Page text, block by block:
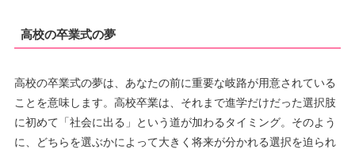
高校の卒業式の夢
高校の卒業式の夢は、あなたの前に重要な岐路が用意されている
ことを意味します。高校卒業は、それまで進学だけだった選択肢
に初めて「社会に出る」という道が加わるタイミング。そのよう
に、どちらを選ぶかによって大きく将来が分かれる選択を迫られ